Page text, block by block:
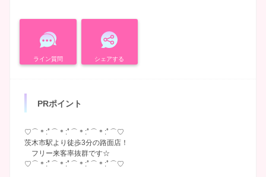
ライン質問 シェアする
PRポイント
♡⌒＊:ﾟ⌒＊:ﾟ⌒＊:ﾟ⌒＊:ﾟ⌒♡
茨木市駅より徒歩3分の路面店！
フリー来客率抜群です☆
♡⌒＊:ﾟ⌒＊:ﾟ⌒＊:ﾟ⌒＊:ﾟ⌒♡